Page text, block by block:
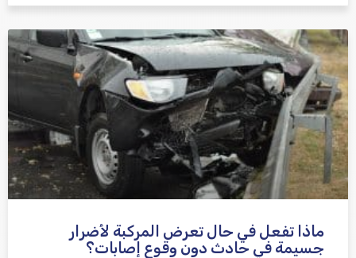
ماذا تفعل في حال تعرض المركبة لأضرار
جسيمة في حادث دون وقوع إصابات؟